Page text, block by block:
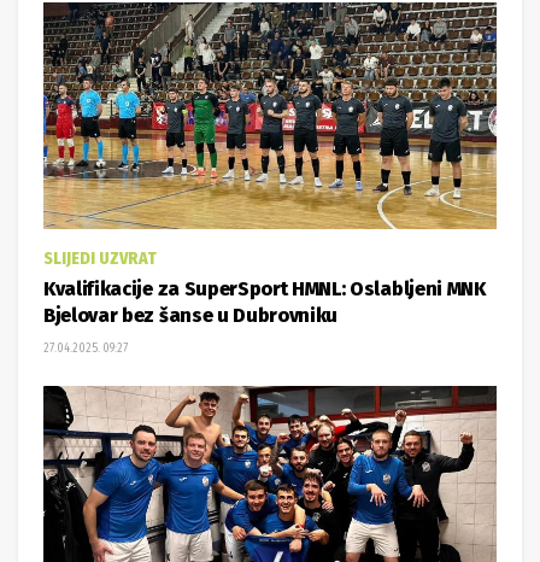
SLIJEDI UZVRAT
Kvalifikacije za SuperSport HMNL: Oslabljeni MNK
Bjelovar bez šanse u Dubrovniku
27.04.2025. 09:27